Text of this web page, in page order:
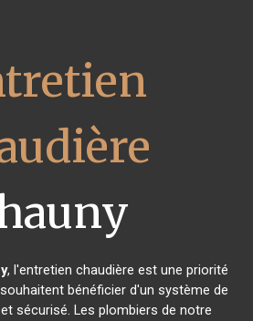
, l'entretien chaudière est une priorité
bénéficier d'un système de
sécurisé. Les plombiers de notre